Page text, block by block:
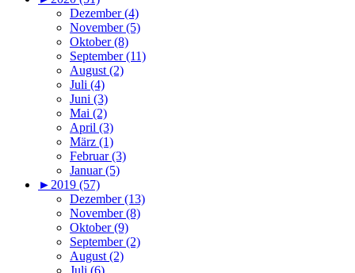
Dezember (4)
November (5)
Oktober (8)
September (11)
August (2)
Juli (4)
Juni (3)
Mai (2)
April (3)
März (1)
Februar (3)
Januar (5)
►2019 (57)
Dezember (13)
November (8)
Oktober (9)
September (2)
August (2)